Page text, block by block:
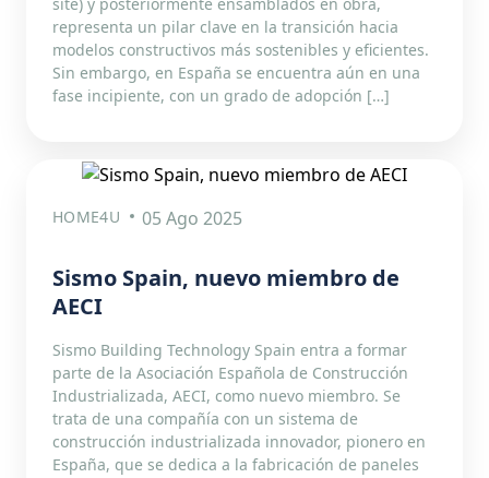
representa un pilar clave en la transición hacia
modelos constructivos más sostenibles y eficientes.
Sin embargo, en España se encuentra aún en una
fase incipiente, con un grado de adopción […]
HOME4U 05 Ago 2025
Sismo Spain, nuevo miembro de
AECI
Sismo Building Technology Spain entra a formar
parte de la Asociación Española de Construcción
Industrializada, AECI, como nuevo miembro. Se
trata de una compañía con un sistema de
construcción industrializada innovador, pionero en
España, que se dedica a la fabricación de paneles